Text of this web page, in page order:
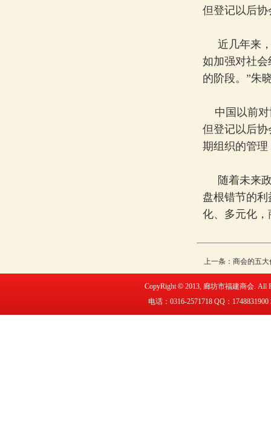
但登记以后
近几年来，
如加强对社
的阶段。”朱
中国以前对
但登记以后
期组织的管理
随着未来政
盘根错节的
化、多元化
上一条： 商会的五大
CopyRight©2013, 廊坊市福建商会. All
电话：0316-2571718 QQ： 1748831900